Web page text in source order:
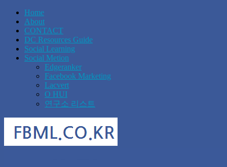
Home
About
CONTACT
DC Resources Guide
Social Learning
Social Metion
Edgeranker
Facebook Marketing
Lacvert
O HUI
연구소 리스트